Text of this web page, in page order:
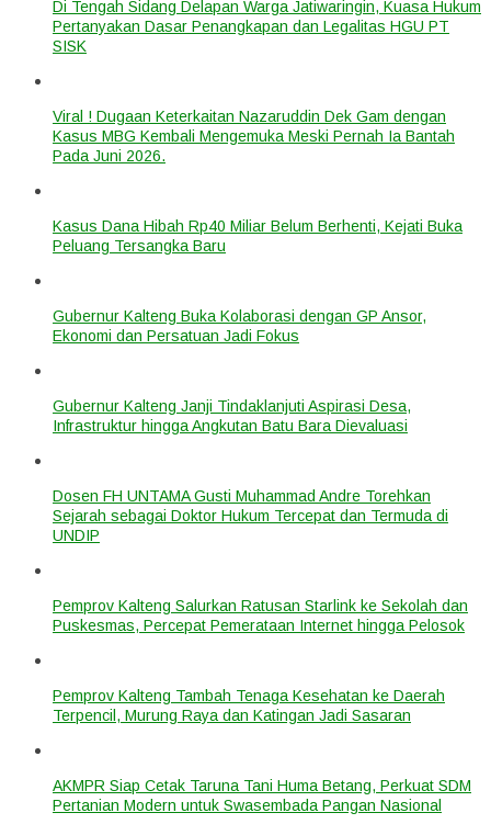
Di Tengah Sidang Delapan Warga Jatiwaringin, Kuasa Hukum
Pertanyakan Dasar Penangkapan dan Legalitas HGU PT
SISK
Viral ! Dugaan Keterkaitan Nazaruddin Dek Gam dengan
Kasus MBG Kembali Mengemuka Meski Pernah Ia Bantah
Pada Juni 2026.
Kasus Dana Hibah Rp40 Miliar Belum Berhenti, Kejati Buka
Peluang Tersangka Baru
Gubernur Kalteng Buka Kolaborasi dengan GP Ansor,
Ekonomi dan Persatuan Jadi Fokus
Gubernur Kalteng Janji Tindaklanjuti Aspirasi Desa,
Infrastruktur hingga Angkutan Batu Bara Dievaluasi
Dosen FH UNTAMA Gusti Muhammad Andre Torehkan
Sejarah sebagai Doktor Hukum Tercepat dan Termuda di
UNDIP
Pemprov Kalteng Salurkan Ratusan Starlink ke Sekolah dan
Puskesmas, Percepat Pemerataan Internet hingga Pelosok
Pemprov Kalteng Tambah Tenaga Kesehatan ke Daerah
Terpencil, Murung Raya dan Katingan Jadi Sasaran
AKMPR Siap Cetak Taruna Tani Huma Betang, Perkuat SDM
Pertanian Modern untuk Swasembada Pangan Nasional